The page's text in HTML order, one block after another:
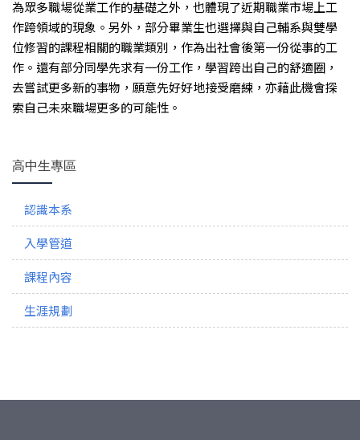
為眾多職場從業工作的基礎之外，也體現了近期職業市場上工
作跨領域的現象。另外，部分畢業生也選擇與自己輔系與雙學
位修習的課程相關的職業類別，作為出社會後第一份從事的工
作。還有部分同學先求有一份工作，學習跨出自己的舒適圈，
去嘗試更多新的事物，願意先好好地接受磨練，亦藉此機會探
索自己未來職場更多的可能性。
高中生專區
認識本系
入學管道
課程內容
生涯規劃